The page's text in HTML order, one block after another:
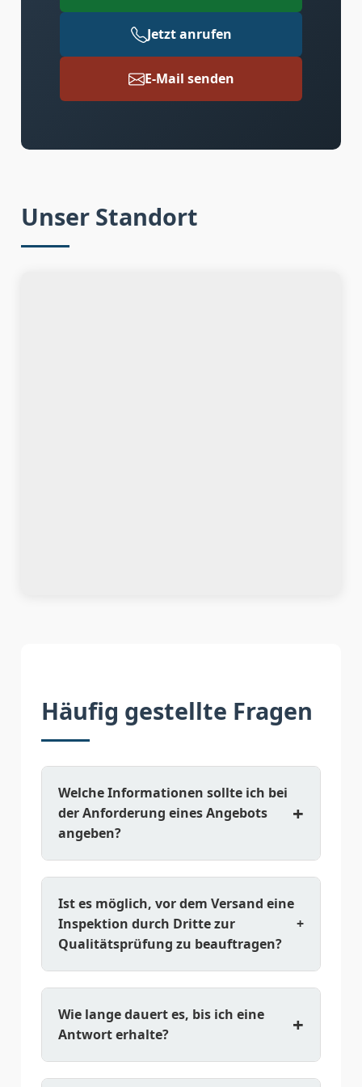
Jetzt anrufen
E-Mail senden
Unser Standort
Häufig gestellte Fragen
Welche Informationen sollte ich bei
der Anforderung eines Angebots
angeben?
+
und Spezifikationen, 2) Benötigte
Menge, 3) Lieferziel, 4) Besondere
Verpackungsanforderungen, 5)
Anwendungsdetails. Unser technisches
Team wird Ihre Anforderungen prüfen
und die beste Lösung anbieten.
Ist es möglich, vor dem Versand eine
Inspektion durch Dritte zur
Qualitätsprüfung zu beauftragen?
+
anerkannte Qualitätsprüfungsinstitute
wie SGS und BV zur Überprüfung der
Produktqualität vor dem Versand. Die
Inspektion umfasst Produktaussehen,
Wie lange dauert es, bis ich eine
Antwort erhalte?
+